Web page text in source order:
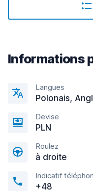
Informations
Langues
Polonais,
Devise
PLN
Roulez
à droite
Indicatif
+48